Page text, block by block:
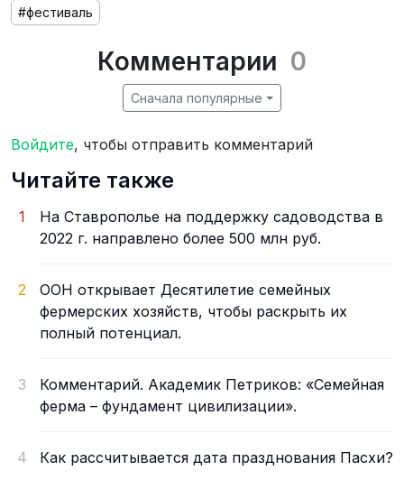
#фестиваль
Комментарии 0
Сначала популярные
Войдите, чтобы отправить комментарий
Читайте также
1
На Ставрополье на поддержку садоводства в
2022 г. направлено более 500 млн руб.
2
ООН открывает Десятилетие семейных
фермерских хозяйств, чтобы раскрыть их
полный потенциал.
3
Комментарий. Академик Петриков: «Семейная
ферма – фундамент цивилизации».
4 Как рассчитывается дата празднования Пасхи?